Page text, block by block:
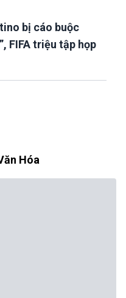
bị cáo buộc
FIFA triệu tập họp
Hóa